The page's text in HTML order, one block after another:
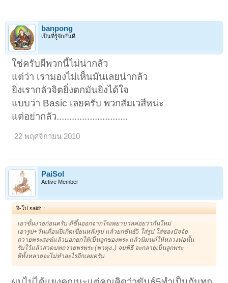
banpong
เป็นที่รู้จักกันดี
ใช่ครับผีพวกนี้ไม่น่ากลัว
แต่ว่า เรามองไม่เห็นมันเลยน่ากลัว
ยิ่งเรากลัวจิตยิ่งตกมันยิ่งได้ใจ
แบบว่า Basic เลยครับ พวกสัมเวสีหน่ะ
แต่อย่ากลัว............................
22 พฤศจิกายน 2010
PaiSol
Active Member
จิ-โป said: ↑
เอาขั้นง่ายก่อนครับ ดีขึ้นออกจากโรงพยาบาลค่อยว่ากันใหม่
เอารูป+วันเดือนปีเกิดเขียนหลังรูป แล้วยกขันธ์5 ใส่รูป ใส่ซองปัจจัย
ถวายพระสงฆ์แล้วบอกยกให้เป็นลูกของพระ แล้วนิมนต์ให้หลวงพ่อนั้น
รับใว้แล้วสวดบทถวายพรพระ (พาหุง..) จบพิธี จะกลายเป็นลูกพระ
ผีทั้งหลายจะไม่ทำอะไรอีกเลยครับ